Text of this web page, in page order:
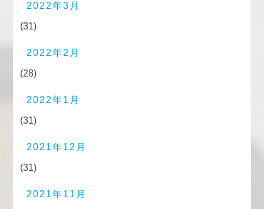
2022年3月
(31)
2022年2月
(28)
2022年1月
(31)
2021年12月
(31)
2021年11月